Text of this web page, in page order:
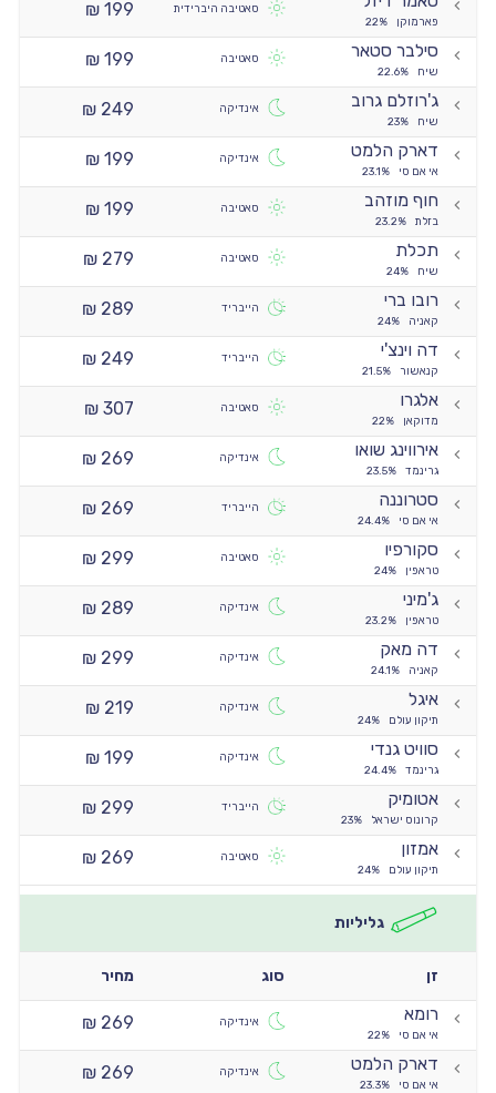
פארמוקן 22%
סאטיבה היברידית
199 ₪
סילבר סטאר
שיח 22.6%
סאטיבה
199 ₪
ג'רוזלם גרוב
שיח 23%
אינדיקה
249 ₪
דארק הלמט
אי אם סי 23.1%
אינדיקה
199 ₪
חוף מוזהב
בזלת 23.2%
סאטיבה
199 ₪
תכלת
שיח 24%
סאטיבה
279 ₪
רובו ברי
קאניה 24%
הייבריד
289 ₪
דה וינצ'י
קנאשור 21.5%
הייבריד
249 ₪
אלגרו
מדוקאן 22%
סאטיבה
307 ₪
אירווינג שואו
גרינמד 23.5%
אינדיקה
269 ₪
סטרוננה
אי אם סי 24.4%
הייבריד
269 ₪
סקורפיו
טראפין 24%
סאטיבה
299 ₪
ג'מיני
טראפין 23.2%
אינדיקה
289 ₪
דה מאק
קאניה 24.1%
אינדיקה
299 ₪
איגל
תיקון עולם 24%
אינדיקה
219 ₪
סוויט גנדי
גרינמד 24.4%
אינדיקה
199 ₪
אטומיק
קרונוס ישראל 23%
הייבריד
299 ₪
אמזון
תיקון עולם 24%
סאטיבה 269 ₪
גליליות
זן סוג מחיר
רומא
אי אם סי 22%
אינדיקה
269 ₪
דארק הלמט
אי אם סי 23.3%
אינדיקה 269 ₪